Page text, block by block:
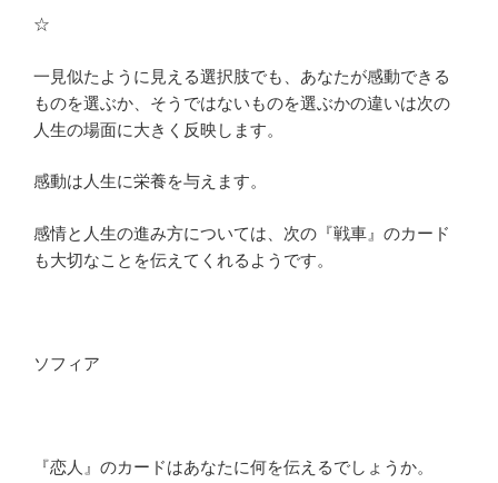
☆
一見似たように見える選択肢でも、あなたが感動できる
ものを選ぶか、そうではないものを選ぶかの違いは次の
人生の場面に大きく反映します。
感動は人生に栄養を与えます。
感情と人生の進み方については、次の『戦車』のカード
も大切なことを伝えてくれるようです。
ソフィア
『恋人』のカードはあなたに何を伝えるでしょうか。